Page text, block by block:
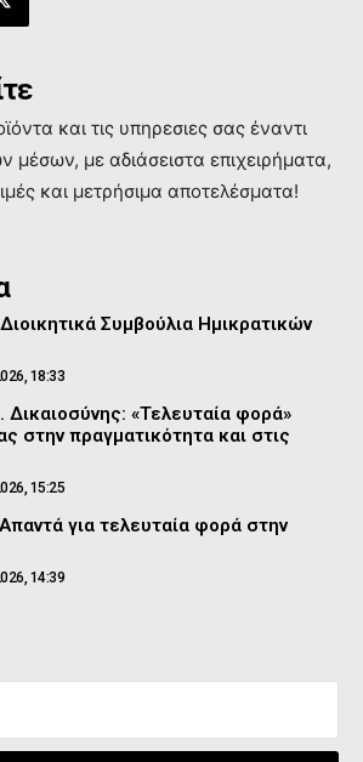
και τις υπηρεσιες σας έναντι
με αδιάσειστα επιχειρήματα,
και μετρήσιμα αποτελέσματα!
Συμβούλια Ημικρατικών
18:33
«Τελευταία φορά»
στην πραγματικότητα και στις
15:25
για τελευταία φορά στην
14:39